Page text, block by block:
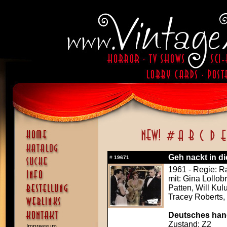
# 19671
Geh nackt in
1961 - Regie:
mit: Gina
Patten, Will
Tracey
Deutsches
Zustand: Z2